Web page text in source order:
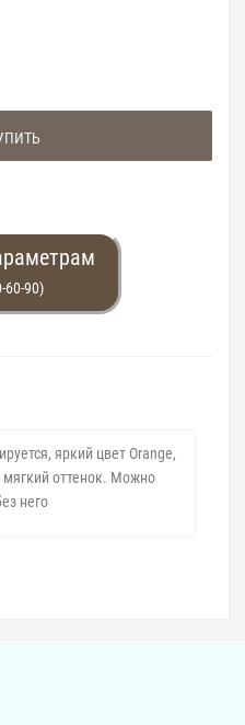
60-90)
яркий цвет Orange,
оттенок. Можно
него